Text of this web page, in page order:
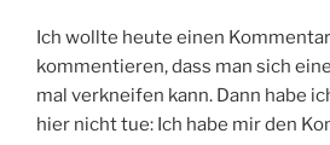
Ich wollte heute einen
kommentieren, dass man sich
mal verkneifen kann. Dann habe
hier nicht tue: Ich habe mir den